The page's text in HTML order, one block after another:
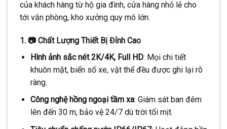
của khách hàng từ hộ gia đình, cửa hàng nhỏ lẻ cho
tới văn phòng, kho xưởng quy mô lớn.
1. 📷 Chất Lượng Thiết Bị Đỉnh Cao
Hình ảnh sắc nét 2K/4K, Full HD: Mọi chi tiết
khuôn mặt, biển số xe, vật thể đều được ghi lại rõ
ràng.
Công nghệ hồng ngoại tầm xa: Giám sát ban đêm
lên đến 30 m, bảo vệ 24/7 dù trời tối mịt.